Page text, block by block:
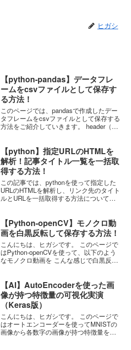
ヒガシ
【python-pandas】データフレ
ームをcsvファイルとして保存す
る方法！
このページでは、pandasで作成したデー
タフレームをcsvファイルとして保存する
方法をご紹介していきます。 header（デ
さっそくやっていきましょう。 使用...
【python】指定URLのHTMLを
解析！記事タイトル一覧を一括取
得する方法！
この記事では、pythonを使って指定した
URLのHTMLを解析し、リンク先のタイト
ルとURLを一括取得する方法についてご
【Python-openCV】モノクロ動
画を白黒反転して保存する方法！
こんにちは、ヒガシです。 このページで
はPython-openCVを使って、以下のよう
なモノクロ動画を こんな感じで白黒反転
おりますが、プログラムはmp4形式に対
応...
【AI】AutoEncoderを使った画
像が持つ特徴量の可視化実演
（Keras版）
こんにちは、ヒガシです。 このページで
はオートエンコーダーを使ってMNISTの
画像から各数字の画像が持つ特徴量を２